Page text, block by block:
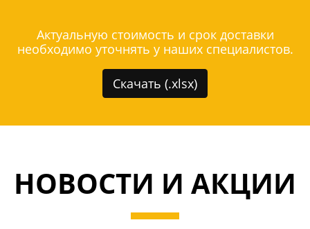
Актуальную стоимость и срок доставки
необходимо уточнять у наших специалистов.
Скачать (.xlsx)
НОВОСТИ И АКЦИИ